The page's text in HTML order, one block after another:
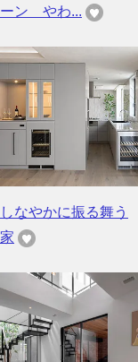
ーン やわ...
しなやかに振る舞う
家